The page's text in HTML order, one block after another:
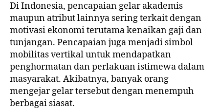
Di Indonesia, pencapaian gelar akademis
maupun atribut lainnya sering terkait dengan
motivasi ekonomi terutama kenaikan gaji dan
tunjangan. Pencapaian juga menjadi simbol
mobilitas vertikal untuk mendapatkan
penghormatan dan perlakuan istimewa dalam
masyarakat. Akibatnya, banyak orang
mengejar gelar tersebut dengan menempuh
berbagai siasat.